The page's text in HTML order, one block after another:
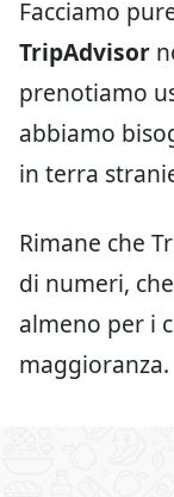
Facciamo
TripAdvisor
prenotiamo
abbiamo
in terra
Rimane che
di numeri,
almeno per i
maggioranza.